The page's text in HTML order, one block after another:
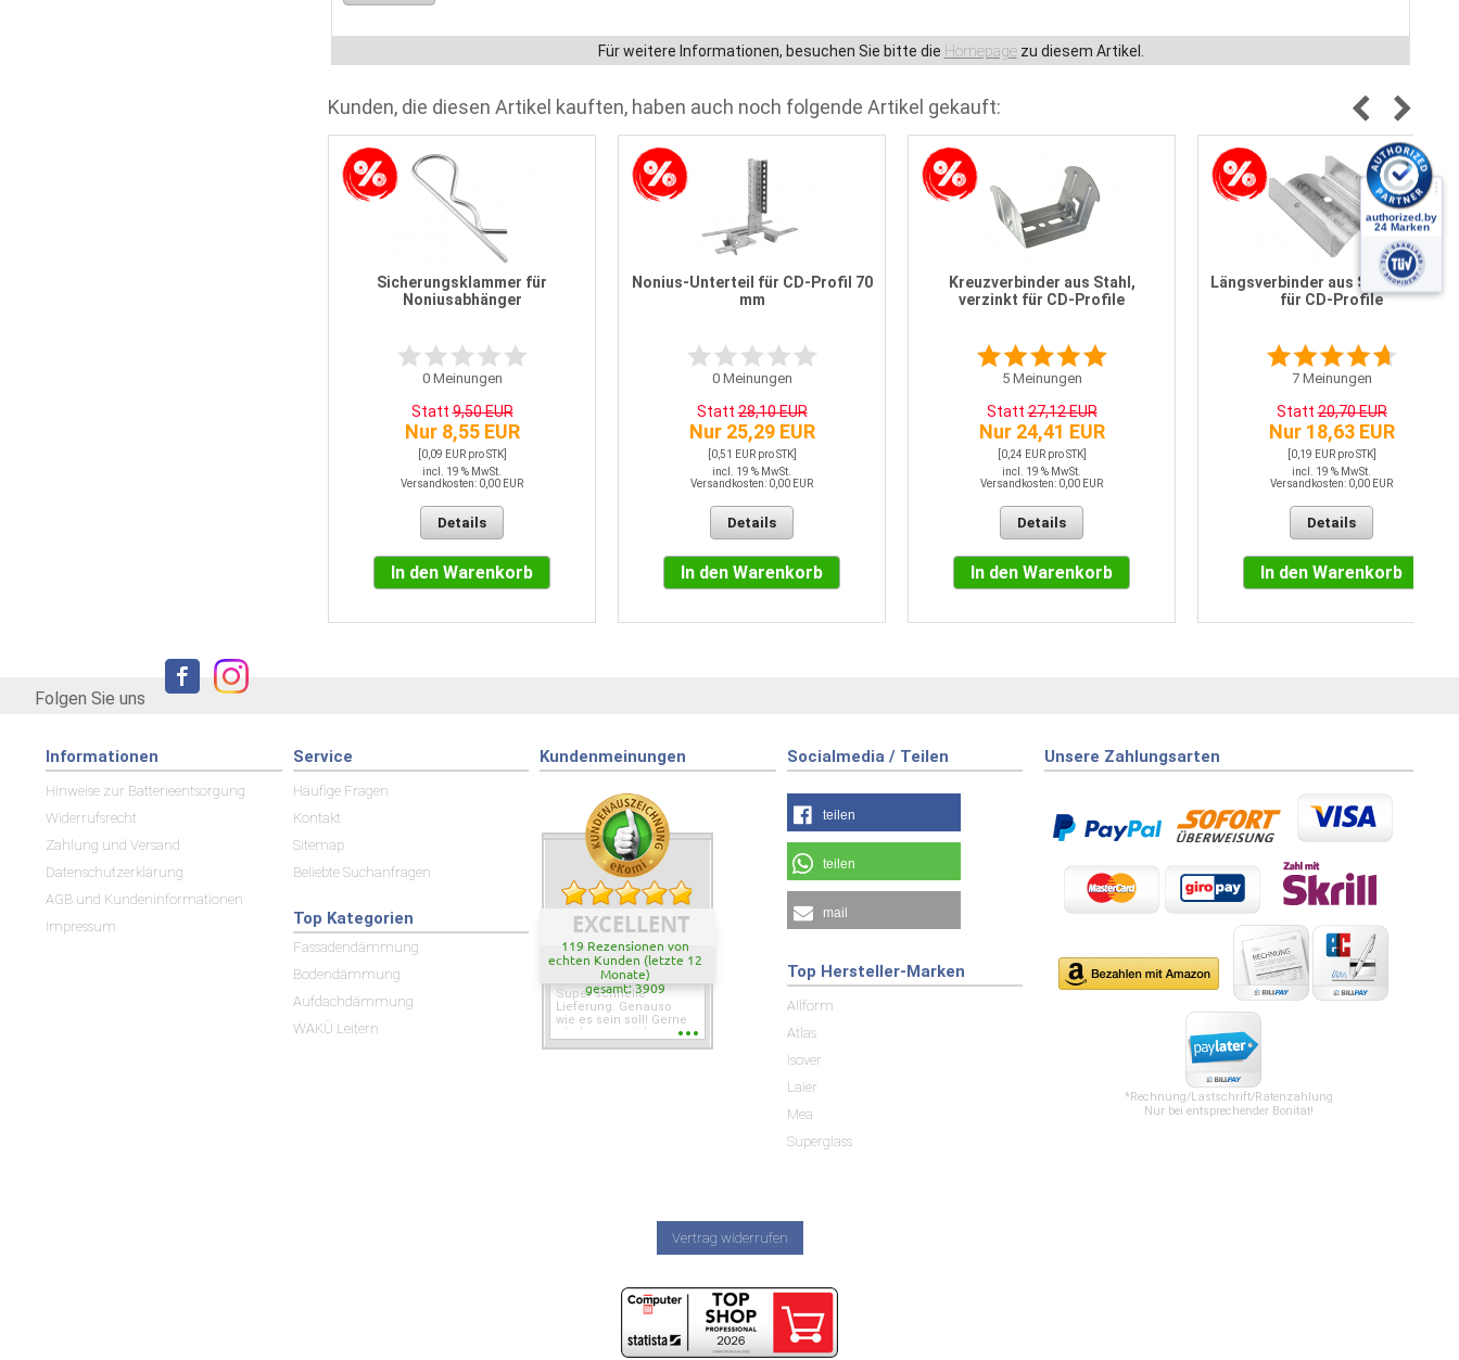
Für weitere Informationen, besuchen Sie bitte die Homepagezu diesem Artikel.
Kunden, die diesen Artikel kauften, haben auch noch folgende Artikel gekauft:
Sicherungsklammer für
Noniusabhänger
0Meinungen
Statt9,50 EUR
Nur 8,55 EUR
[0,09 EUR pro STK]
incl. 19 % MwSt.
Versandkosten: 0,00 EUR
Details
In den Warenkorb
Nonius-Unterteil für CD-Profil 70
mm
0Meinungen
Statt28,10 EUR
Nur 25,29 EUR
[0,51 EUR pro STK]
incl. 19 % MwSt.
Versandkosten: 0,00 EUR
Details
In den Warenkorb
Kreuzverbinder aus Stahl,
verzinkt für CD-Profile
5Meinungen
Statt27,12 EUR
Nur 24,41 EUR
[0,24 EUR pro STK]
incl. 19 % MwSt.
Versandkosten: 0,00 EUR
Details
In den Warenkorb
Längsverbinder aus Stahl,verzink
für CD-Profile
7Meinungen
Statt20,70 EUR
Nur 18,63 EUR
[0,19 EUR pro STK]
incl. 19 % MwSt.
Versandkosten: 0,00 EUR
Details
In den Warenkorb
Folgen Sie uns
Informationen
Hinweise zur Batterieentsorgung
Widerrufsrecht
Zahlung und Versand
Datenschutzerklärung
AGB und Kundeninformationen
Impressum
Service
Häufige Fragen
Kontakt
Sitemap
Beliebte Suchanfragen
Top Kategorien
Fassadendämmung
Bodendämmung
Aufdachdämmung
WAKÜ Leitern
Kundenmeinungen
EXCELLENT
119 Rezensionen von
echten Kunden (letzte 12
Monate)
gesamt: 3909
Super schnelle
Lieferung. Genauso
wie es sein soll! Gerne
wieder wenn ich was
Socialmedia / Teilen
teilen
teilen
mail
Unsere Zahlungsarten
*Rechnung/Lastschrift/Ratenzahlung
Nur bei entsprechender Bonität!
Top Hersteller-Marken
Allform
Atlas
Isover
Laier
Mea
Superglass
Vertrag widerrufen